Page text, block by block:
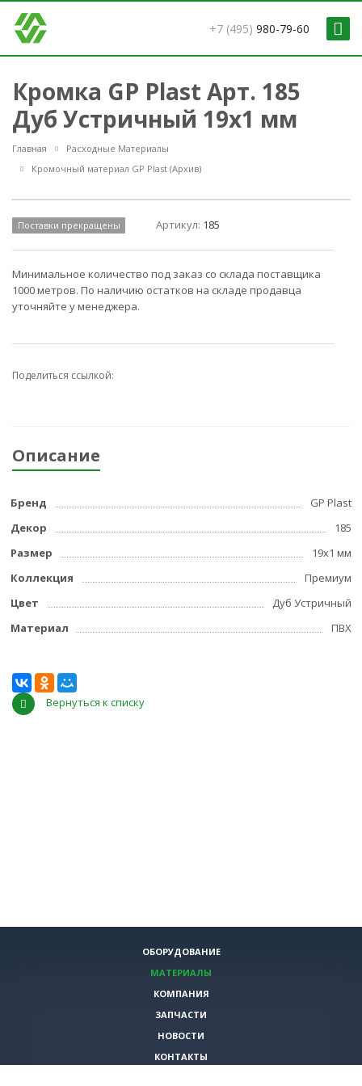
+7 (495) 980-79-60
Кромка GP Plast Арт. 185
Дуб Устричный 19x1 мм
Главная
Расходные Материалы
Кромочный материал GP Plast (Архив)
Поставки прекращены Артикул: 185
Минимальное количество под заказ со склада поставщика
1000 метров. По наличию остатков на складе продавца
уточняйте у менеджера.
Поделиться ссылкой:
Описание
Бренд
GP Plast
Декор
185
Размер
19x1 мм
Коллекция
Премиум
Цвет
Дуб Устричный
Материал
ПВХ
Вернуться к списку
ОБОРУДОВАНИЕ
МАТЕРИАЛЫ
КОМПАНИЯ
ЗАПЧАСТИ
НОВОСТИ
КОНТАКТЫ